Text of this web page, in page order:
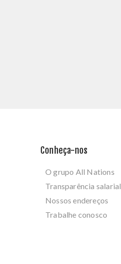
Conheça-nos
O grupo All Nations
Transparência salarial
Nossos endereços
Trabalhe conosco